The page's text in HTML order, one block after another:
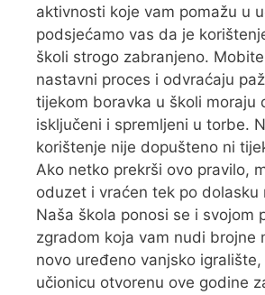
aktivnosti koje vam pomažu u
podsjećamo vas da je
školi strogo zabranjeno.
nastavni proces i odvraćaju
tijekom boravka u školi moraju
isključeni i spremljeni u torbe.
korištenje nije dopušteno ni
Ako netko prekrši ovo pravilo,
oduzet i vraćen tek po dolasku
Naša škola ponosi se i svojom
zgradom koja vam nudi brojne
novo uređeno vanjsko
učionicu otvorenu ove godine